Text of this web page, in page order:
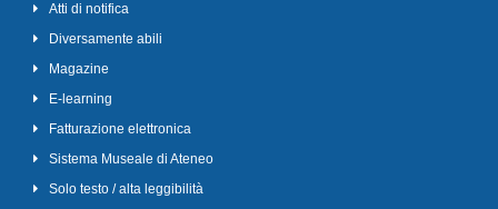
Atti di notifica
Diversamente abili
Magazine
E-learning
Fatturazione elettronica
Sistema Museale di Ateneo
Solo testo / alta leggibilità